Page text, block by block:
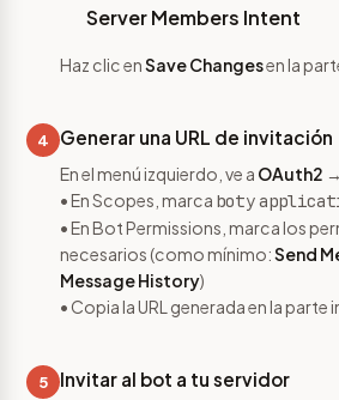
Server Members Intent
Haz clic enSave Changesen la
4 Generar una URL de invitación
En el menú izquierdo, ve a OAuth2 →
• En Scopes, marca boty
• En Bot Permissions, marca los
necesarios (como mínimo:Send
Message History)
• Copia la URL generada en la parte
5 Invitar al bot a tu servidor